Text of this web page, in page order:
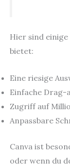
Hier sind
bietet:
Eine riesige
Einfache
Zugriff auf
Anpassbare
Canva ist
oder wenn du